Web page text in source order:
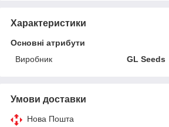
Характеристики
Основні атрибути
Виробник
GL Seeds
Умови доставки
Нова Пошта